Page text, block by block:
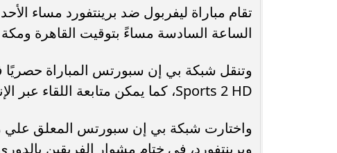
الساعة السادسة مساءً بتوقيت القاهرة
Sports 2 HD، كما يمكن متابعة اللقاء عبر الإنترنت من خلال تطبيق TOD وخدمة beIN Connect.
واختارت شبكة بي إن سبورتس المعلق علي
وبرينتفورد، في ختام مشوار الفريقين